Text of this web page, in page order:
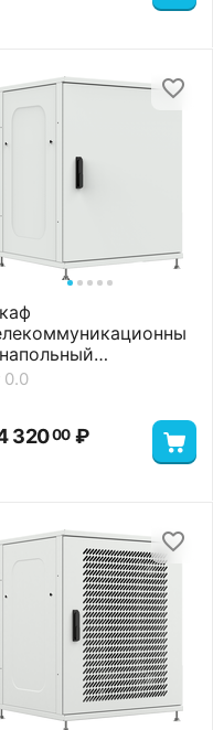
22U-800-600-
0.0
32000 ₽